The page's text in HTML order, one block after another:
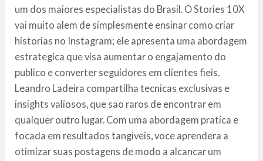
um dos maiores especialistas do Brasil. O Stories 10X
vai muito alem de simplesmente ensinar como criar
historias no Instagram; ele apresenta uma abordagem
estrategica que visa aumentar o engajamento do
publico e converter seguidores em clientes fieis.
Leandro Ladeira compartilha tecnicas exclusivas e
insights valiosos, que sao raros de encontrar em
qualquer outro lugar. Com uma abordagem pratica e
focada em resultados tangiveis, voce aprendera a
otimizar suas postagens de modo a alcancar um